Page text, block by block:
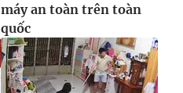
máy an toàn trên toàn
quốc